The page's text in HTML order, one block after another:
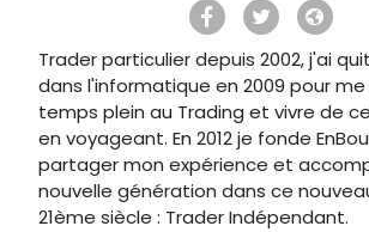
Trader particulier depuis 2002, j'ai
dans l'informatique en 2009 pour
temps plein au Trading et vivre de
en voyageant. En 2012 je fonde
partager mon expérience et
nouvelle génération dans ce
21ème siècle : Trader Indépendant.